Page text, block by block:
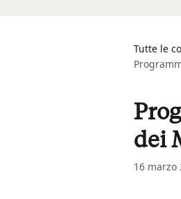
Tutte le
dei
16 marzo